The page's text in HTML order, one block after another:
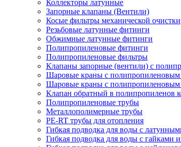
Коллекторы латунные
Запорные клапаны (Вентили)
Косые фильтры механической очистки
Резьбовые латунные фитинги
Обжимные латунные фитинги
Полипропиленовые фитинги
Полипропиленовые фильтры
Клапаны запорные (вентили) с
Шаровые краны с полипропиленовым
Шаровые краны с полипропиленовым
Клапан обратный в полипропиленов
Полипропиленовые трубы
Металлополимерные трубы
PE-RT трубы для отопления
Гибкая подводка для воды с
Гибкая подводка для воды с гайками